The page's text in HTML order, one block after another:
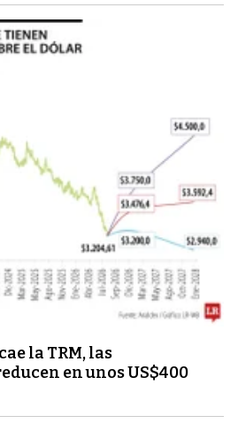
la TRM, las
en unos US$400